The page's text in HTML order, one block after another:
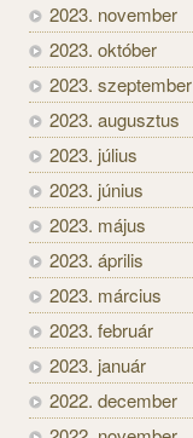
2023. november
2023. október
2023. szeptember
2023. augusztus
2023. július
2023. június
2023. május
2023. április
2023. március
2023. február
2023. január
2022. december